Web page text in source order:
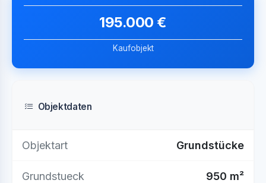
195.000 €
Kaufobjekt
Objektdaten
Objektart Grundstücke
Grundstueck 950 m²